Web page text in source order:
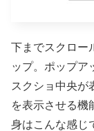
下までスクロー
ップ。ポップア
スクショ中央が
を表示させる機
身はこんな感じ